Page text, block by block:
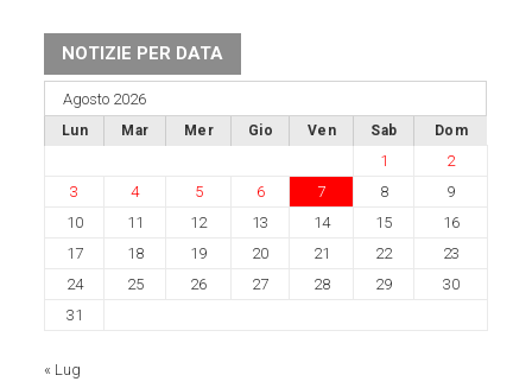
NOTIZIE PER DATA
Agosto 2026
Lun Mar Mer Gio Ven Sab Dom
1
2
3
4 5 6 7 8
9
10
11 12 13 14 15
16
17
18 19 20 21 22
23
24
25 26 27 28 29
30
31
« Lug